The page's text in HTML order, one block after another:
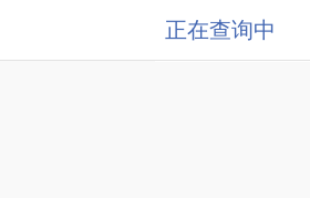
正在查询中